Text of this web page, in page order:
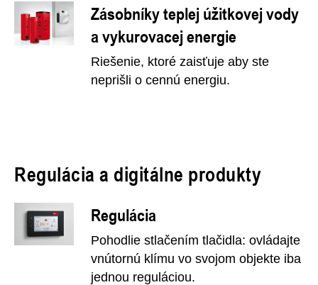
Zásobníky teplej úžitkovej vody
a vykurovacej energie
Riešenie, ktoré zaisťuje aby ste
neprišli o cennú energiu.
Regulácia a digitálne produkty
Regulácia
Pohodlie stlačením tlačidla: ovládajte
vnútornú klímu vo svojom objekte iba
jednou reguláciou.